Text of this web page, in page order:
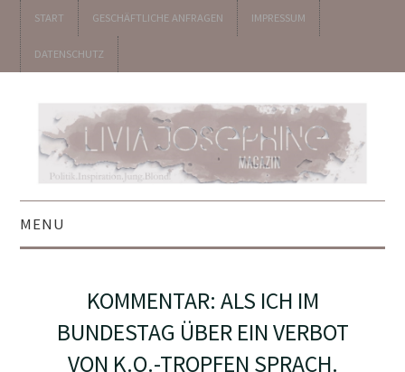
START GESCHÄFTLICHE ANFRAGEN IMPRESSUM
DATENSCHUTZ
MENU
▼ UNTERHALTUNG
▼ KOLUMNEN
KOMMENTAR: ALS ICH IM
BUNDESTAG ÜBER EIN VERBOT
VON K.O.-TROPFEN SPRACH.